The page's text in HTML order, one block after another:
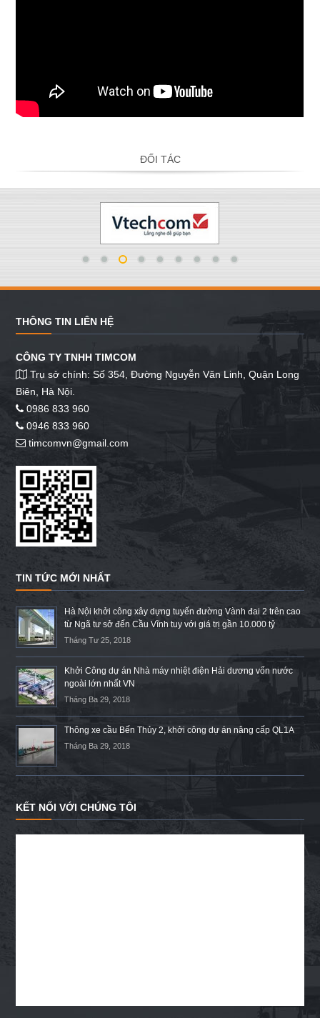
ĐỐI TÁC
THÔNG TIN LIÊN HỆ
CÔNG TY TNHH TIMCOM
Trụ sở chính: Số 354, Đường Nguyễn Văn Linh, Quận Long
Biên, Hà Nội.
0986 833 960
0946 833 960
timcomvn@gmail.com
TIN TỨC MỚI NHẤT
Hà Nội khởi công xây dựng tuyến đường Vành đai 2 trên cao
từ Ngã tư sở đến Cầu Vĩnh tuy với giá trị gần 10.000 tỷ
Tháng Tư 25, 2018
Khởi Công dự án Nhà máy nhiệt điện Hải dương vốn nước
ngoài lớn nhất VN
Tháng Ba 29, 2018
Thông xe cầu Bến Thủy 2, khởi công dự án nâng cấp QL1A
Tháng Ba 29, 2018
KẾT NỐI VỚI CHÚNG TÔI